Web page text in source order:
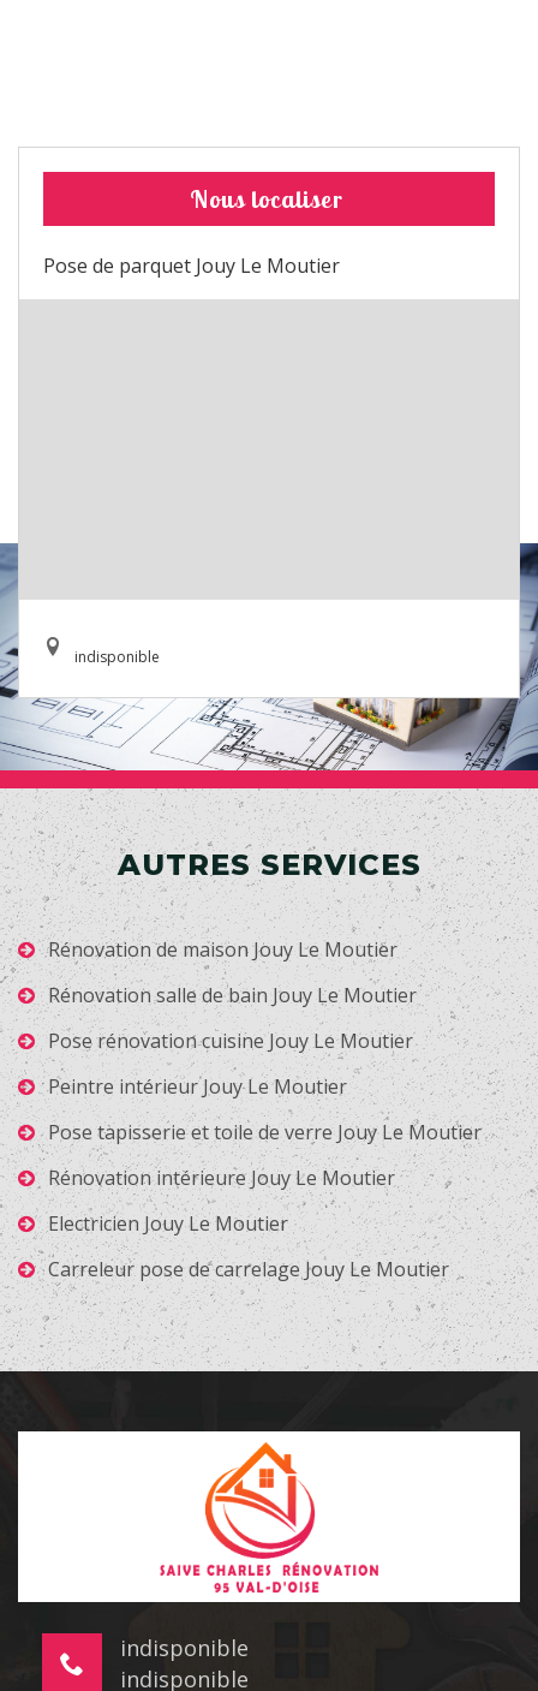
Nous localiser
Pose de parquet Jouy Le Moutier
indisponible
AUTRES SERVICES
Rénovation de maison Jouy Le Moutier
Rénovation salle de bain Jouy Le Moutier
Pose rénovation cuisine Jouy Le Moutier
Peintre intérieur Jouy Le Moutier
Pose tapisserie et toile de verre Jouy Le Moutier
Rénovation intérieure Jouy Le Moutier
Electricien Jouy Le Moutier
Carreleur pose de carrelage Jouy Le Moutier
indisponible
indisponible